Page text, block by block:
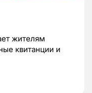
жителям
квитанции и